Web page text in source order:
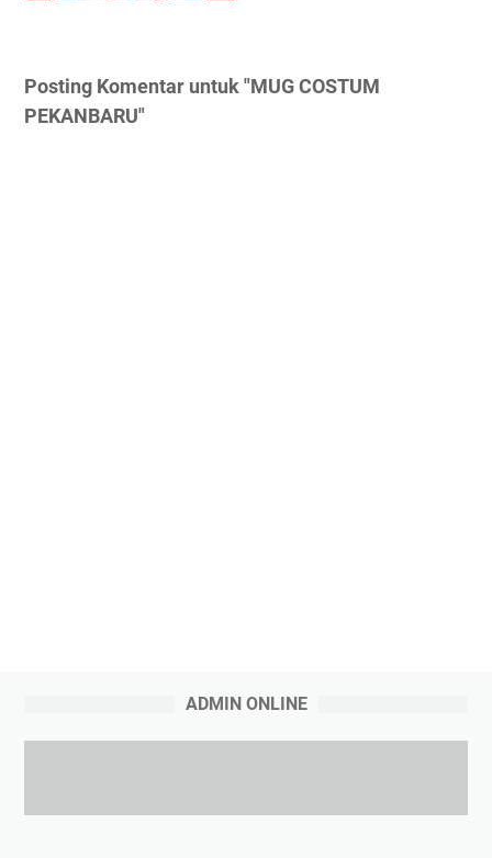
Posting Komentar untuk "MUG COSTUM
PEKANBARU"
ADMIN ONLINE